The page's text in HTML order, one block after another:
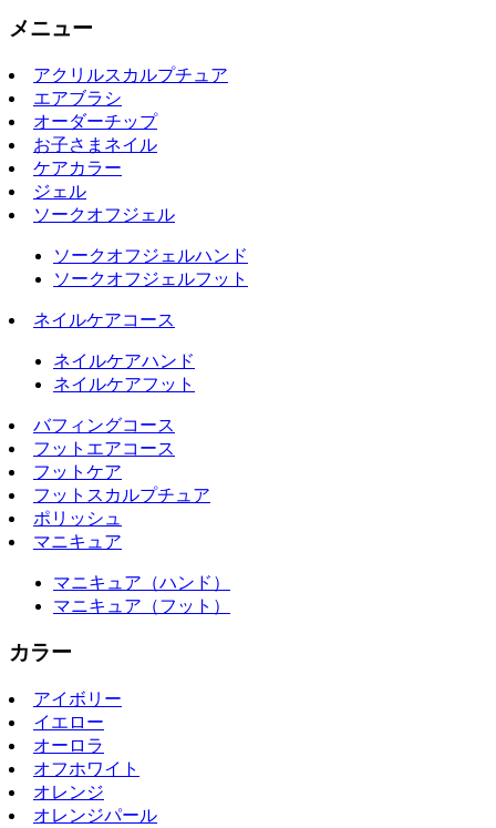
メニュー
アクリルスカルプチュア
エアブラシ
オーダーチップ
お子さまネイル
ケアカラー
ジェル
ソークオフジェル
ソークオフジェルハンド
ソークオフジェルフット
ネイルケアコース
ネイルケアハンド
ネイルケアフット
バフィングコース
フットエアコース
フットケア
フットスカルプチュア
ポリッシュ
マニキュア
マニキュア（ハンド）
マニキュア（フット）
カラー
アイボリー
イエロー
オーロラ
オフホワイト
オレンジ
オレンジパール